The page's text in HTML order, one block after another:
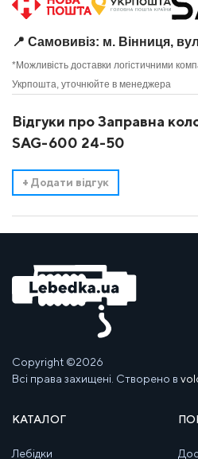
📍 Самовивіз: м. Вінниця,
*Можливість доставки логістичними
Укрпошта, уточнюйте в менеджера
Відгуки про Заправна
SAG-600 24-50
+ Додати відгук
Copyright ©2026
Всі права захищені. Створено в
КАТАЛОГ
Лебідки